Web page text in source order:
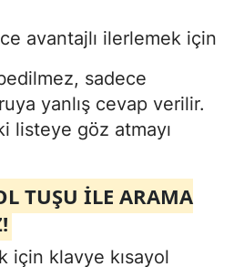
avantajlı ilerlemek için
sadece
yanlış cevap verilir.
listeye göz atmayı
TUŞU ILE ARAMA
için klavye kısayol